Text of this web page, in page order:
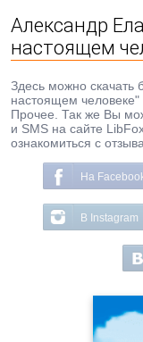
Александр
настоящем
Здесь можно скачать
настоящем
Прочее. Так же Вы
и SMS на сайте
ознакомиться с
На
В Instagram